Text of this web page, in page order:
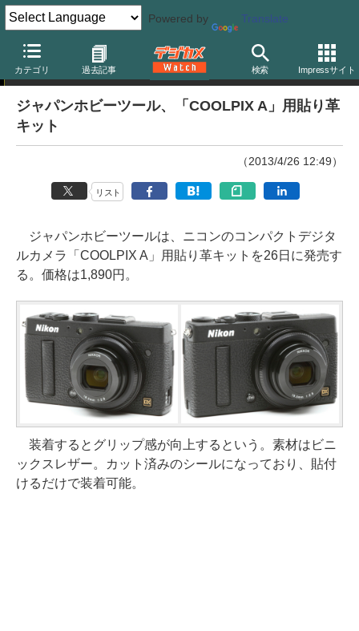
Powered by Translate
カテゴリ 過去記事 検索 Impressサイト
ニュース
ジャパンホビーツール、「COOLPIX A」用貼り革
キット
（2013/4/26 12:49）
リスト
ジャパンホビーツールは、ニコンのコンパクトデジタ
ルカメラ「COOLPIX A」用貼り革キットを26日に発売す
る。価格は1,890円。
装着するとグリップ感が向上するという。素材はビニ
ックスレザー。カット済みのシールになっており、貼付
けるだけで装着可能。